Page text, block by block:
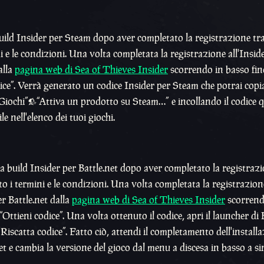
Insider per Steam dopo aver completato la registrazione
e le condizioni. Una volta completata la registrazione
pagina web di Sea of Thieves Insiderscorrendo in basso
Verrà generato un codice Insider per Steam che potrai
un prodotto su Steam…” e incollando il codice
nell'elenco dei tuoi giochi.
build Insider per Battle.net dopo aver completato la
i termini e le condizioni. Una volta completata la
Battle.net dallapagina web di Sea of Thieves Insider
codice”. Una volta ottenuto il codice, apri il launcher di
codice”. Fatto ciò, attendi il completamento
cambia la versione del gioco dal menu a discesa in basso a